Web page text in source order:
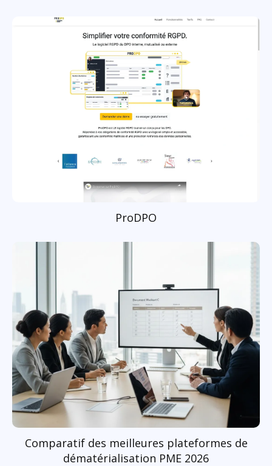
ProDPO
Comparatif des meilleures plateformes de
dématérialisation PME 2026